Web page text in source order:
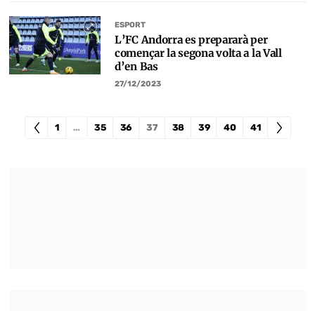
ESPORT
L’FC Andorra es prepararà per
començar la segona volta a la Vall
d’en Bas
27/12/2023
1 … 35 36 37 38 39 40 41